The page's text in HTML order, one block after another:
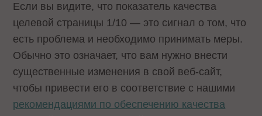
Если вы видите, что показатель качества
целевой страницы 1/10 — это сигнал о том, что
есть проблема и необходимо принимать меры.
Обычно это означает, что вам нужно внести
существенные изменения в свой веб-сайт,
чтобы привести его в соответствие с нашими
рекомендациями по обеспечению качества